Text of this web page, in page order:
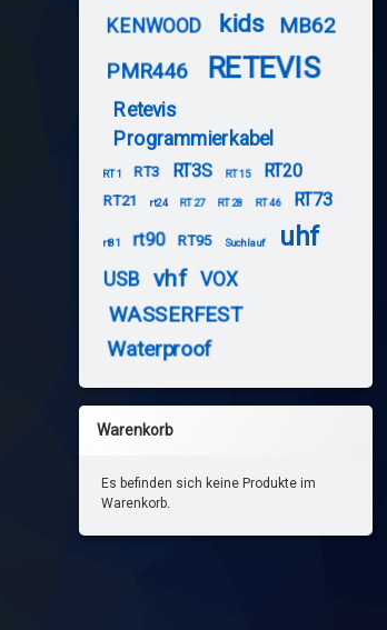
KENWOOD kids
MB62
PMR446
RETEVIS
Retevis
Programmierkabel
RT1 RT3 RT3S RT15 RT20
RT21 rt24 RT27 RT28 RT46 RT73
rt81 rt90 RT95 Suchlauf uhf
USB vhf VOX
WASSERFEST
Waterproof
Warenkorb
Es befinden sich keine Produkte im
Warenkorb.